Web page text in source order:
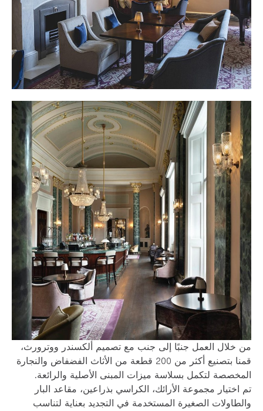
من خلال العمل جنبًا إلى جنب مع تصميم ألكسندر ووترورث،
قمنا بتصنيع أكثر من 200 قطعة من الأثاث الفضفاض والنجارة
المخصصة لتكمل بسلاسة ميزات المبنى الأصلية والرائعة.
تم اختيار مجموعة الأرائك، الكراسي بذراعين، مقاعد البار
والطاولات الصغيرة المستخدمة في التجديد بعناية لتناسب